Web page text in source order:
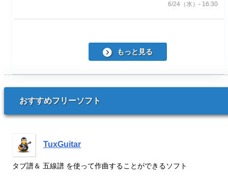
6/24（水）- 16:30
もっと見る
おすすめフリーソフト
TuxGuitar
タブ譜＆ 五線譜 を使って作曲することができるソフト